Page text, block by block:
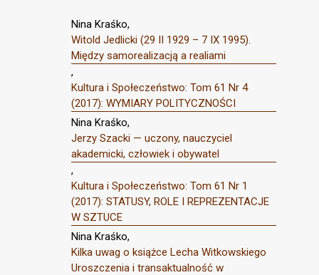
Nina Kraśko,
Witold Jedlicki (29 II 1929 – 7 IX 1995).
Między samorealizacją a realiami
,
Kultura i Społeczeństwo: Tom 61 Nr 4
(2017): WYMIARY POLITYCZNOŚCI
Nina Kraśko,
Jerzy Szacki — uczony, nauczyciel
akademicki, człowiek i obywatel
,
Kultura i Społeczeństwo: Tom 61 Nr 1
(2017): STATUSY, ROLE I REPREZENTACJE
W SZTUCE
Nina Kraśko,
Kilka uwag o książce Lecha Witkowskiego
Uroszczenia i transaktualność w